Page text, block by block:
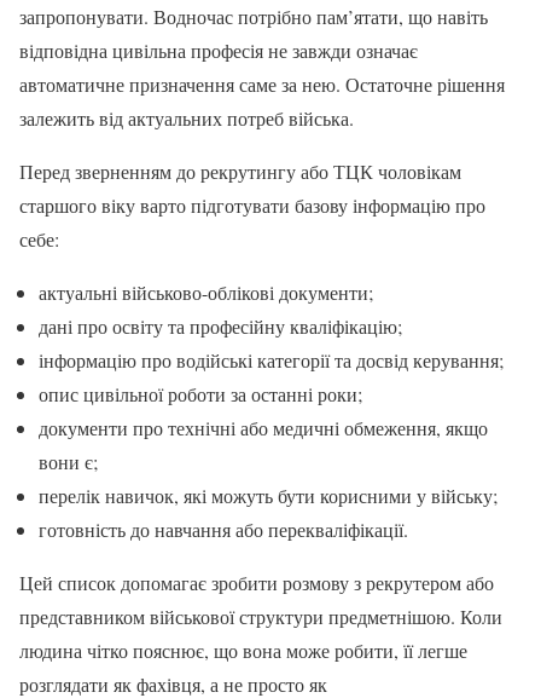
запропонувати. Водночас потрібно пам’ятати, що навіть
відповідна цивільна професія не завжди означає
автоматичне призначення саме за нею. Остаточне рішення
залежить від актуальних потреб війська.
Перед зверненням до рекрутингу або ТЦК чоловікам
старшого віку варто підготувати базову інформацію про
себе:
актуальні військово-облікові документи;
дані про освіту та професійну кваліфікацію;
інформацію про водійські категорії та досвід керування;
опис цивільної роботи за останні роки;
документи про технічні або медичні обмеження, якщо
вони є;
перелік навичок, які можуть бути корисними у війську;
готовність до навчання або перекваліфікації.
Цей список допомагає зробити розмову з рекрутером або
представником військової структури предметнішою. Коли
людина чітко пояснює, що вона може робити, її легше
розглядати як фахівця, а не просто як